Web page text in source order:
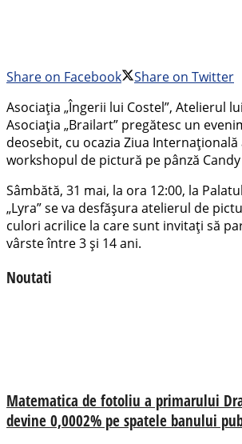
Share on Facebook
Share on Twitter
Asociația „Îngerii lui Costel”, Atelierul
Asociația „Brailart” pregătesc un
deosebit, cu ocazia Ziua Internațională
workshopul de pictură pe pânză
Sâmbătă, 31 mai, la ora 12:00, la
„Lyra” se va desfășura atelierul de
culori acrilice la care sunt invitați să
vârste între 3 și 14 ani.
Noutati
Matematica de fotoliu a primarului
devine 0,0002% pe spatele banului